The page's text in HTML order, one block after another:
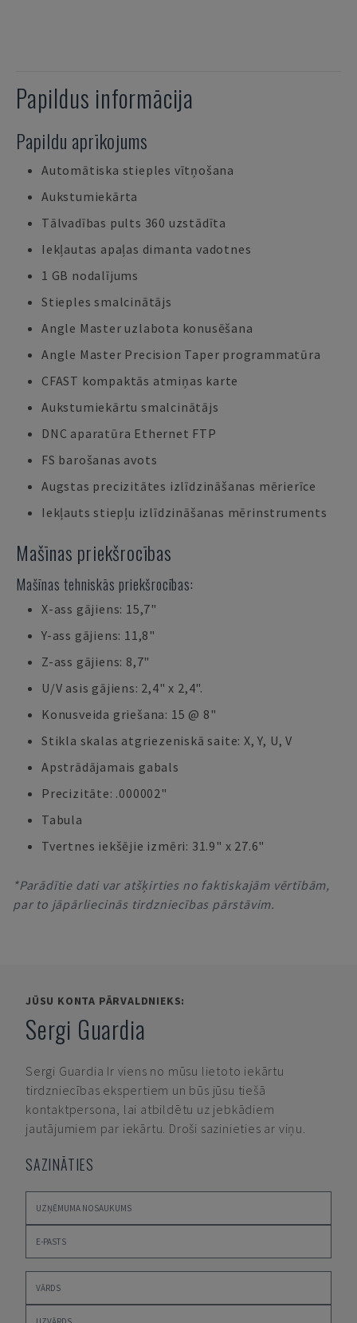
Papildus informācija
Papildu aprīkojums
Automātiska stieples vītņošana
Aukstumiekārta
Tālvadības pults 360 uzstādīta
Iekļautas apaļas dimanta vadotnes
1 GB nodalījums
Stieples smalcinātājs
Angle Master uzlabota konusēšana
Angle Master Precision Taper programmatūra
CFAST kompaktās atmiņas karte
Aukstumiekārtu smalcinātājs
DNC aparatūra Ethernet FTP
FS barošanas avots
Augstas precizitātes izlīdzināšanas mērierīce
Iekļauts stiepļu izlīdzināšanas mērinstruments
Mašīnas priekšrocības
Mašīnas tehniskās priekšrocības:
X-ass gājiens: 15,7"
Y-ass gājiens: 11,8"
Z-ass gājiens: 8,7"
U/V asis gājiens: 2,4" x 2,4".
Konusveida griešana: 15 @ 8"
Stikla skalas atgriezeniskā saite: X, Y, U, V
Apstrādājamais gabals
Precizitāte: .000002"
Tabula
Tvertnes iekšējie izmēri: 31.9" x 27.6"
*Parādītie dati var atšķirties no faktiskajām vērtībām,
par to jāpārliecinās tirdzniecības pārstāvim.
JŪSU KONTA PĀRVALDNIEKS:
Sergi Guardia
Sergi Guardia Ir viens no mūsu lietoto iekārtu
tirdzniecības ekspertiem un būs jūsu tiešā
kontaktpersona, lai atbildētu uz jebkādiem
jautājumiem par iekārtu. Droši sazinieties ar viņu.
SAZINĀTIES